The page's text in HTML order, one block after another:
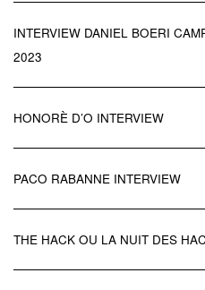
INTERVIEW DANIEL BOERI
2023
HONORÈ D’O INTERVIEW
PACO RABANNE INTERVIEW
THE HACK OU LA NUIT DES